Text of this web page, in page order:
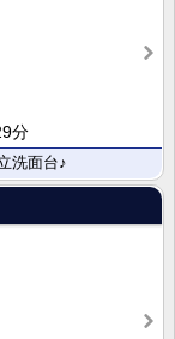
分
洗面台♪